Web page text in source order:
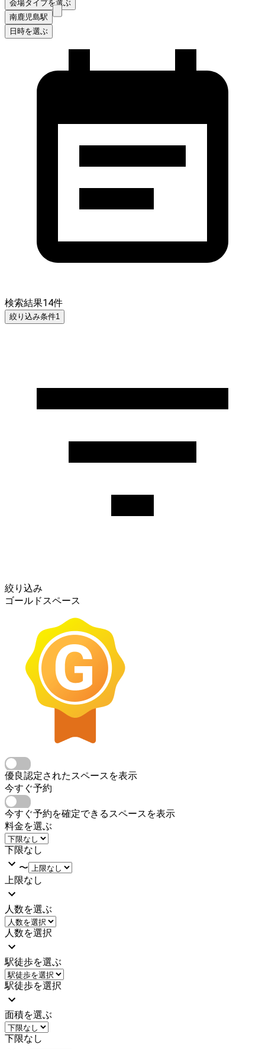
会場タイプを選ぶ
南鹿児島駅
日時を選ぶ
検索結果14件
絞り込み条件1
絞り込み
ゴールドスペース
優良認定されたスペースを表示
今すぐ予約
今すぐ予約を確定できるスペースを表示
料金を選ぶ
下限なし
〜
上限なし
人数を選ぶ
人数を選択
駅徒歩を選ぶ
駅徒歩を選択
面積を選ぶ
下限なし